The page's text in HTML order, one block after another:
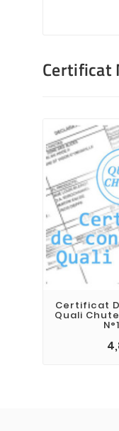
Certificat
Certificat
Quali